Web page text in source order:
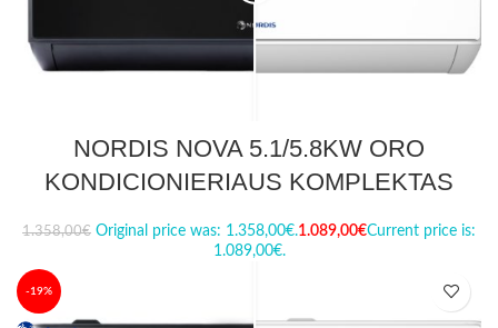
NORDIS NOVA 5.1/5.8KW ORO
KONDICIONIERIAUS KOMPLEKTAS
1.358,00€ Original price was: 1.358,00€.1.089,00€Current price is:
1.089,00€.
-19%